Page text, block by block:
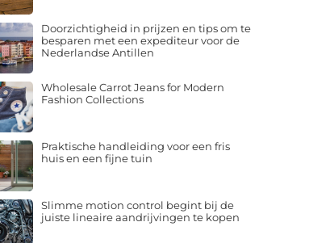
Doorzichtigheid in prijzen en tips om te
besparen met een expediteur voor de
Nederlandse Antillen
Wholesale Carrot Jeans for Modern
Fashion Collections
Praktische handleiding voor een fris
huis en een fijne tuin
Slimme motion control begint bij de
juiste lineaire aandrijvingen te kopen